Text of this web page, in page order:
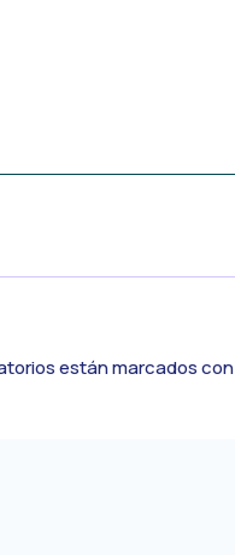
están marcados con